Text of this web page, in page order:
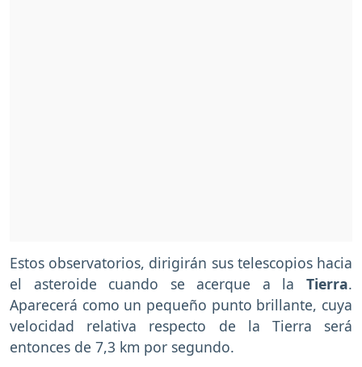
Estos observatorios, dirigirán sus telescopios hacia
el asteroide cuando se acerque a la Tierra.
Aparecerá como un pequeño punto brillante, cuya
velocidad relativa respecto de la Tierra será
entonces de 7,3 km por segundo.